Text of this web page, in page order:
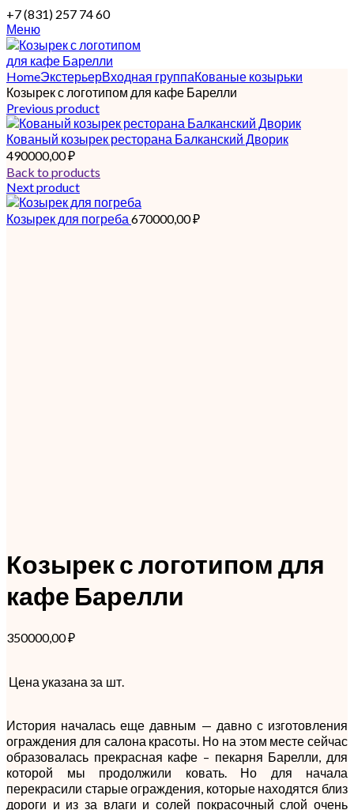
+7 (831) 257 74 60
Меню
HomeЭкстерьерВходная группаКованые козырьки
Козырек с логотипом для кафе Барелли
Previous product
Кованый козырек ресторана Балканский Дворик
490000,00₽
Back to products
Next product
Козырек для погреба 670000,00₽
Козырек с логотипом для
кафе Барелли
350000,00₽
Цена указана за шт.
История началась еще давным — давно с изготовления
ограждения для салона красоты. Но на этом месте сейчас
образовалась прекрасная кафе – пекарня Барелли, для
которой мы продолжили ковать. Но для начала
перекрасили старые ограждения, которые находятся близ
дороги и из за влаги и солей покрасочный слой очень